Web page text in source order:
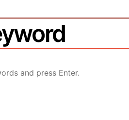
and press Enter.